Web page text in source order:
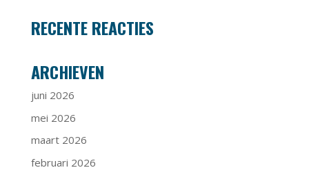
RECENTE REACTIES
ARCHIEVEN
juni 2026
mei 2026
maart 2026
februari 2026